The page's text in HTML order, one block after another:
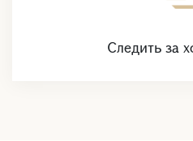
Следить за